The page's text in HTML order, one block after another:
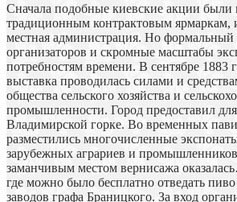
Сначала подобные киевские акции были
традиционным контрактовым ярмаркам,
местная администрация. Но формальный
организаторов и скромные масштабы
потребностям времени. В сентябре 1883
выставка проводилась силами и
общества сельского хозяйства и
промышленности. Город предоставил для
Владимирской горке. Во временных
разместились многочисленные
зарубежных аграриев и
заманчивым местом вернисажа
где можно было бесплатно отведать
заводов графа Браницкого. За вход